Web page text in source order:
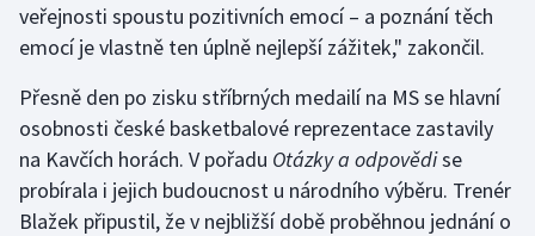
veřejnosti spoustu pozitivních emocí – a poznání těch
emocí je vlastně ten úplně nejlepší zážitek," zakončil.
Přesně den po zisku stříbrných medailí na MS se hlavní
osobnosti české basketbalové reprezentace zastavily
na Kavčích horách. V pořadu Otázky a odpovědise
probírala i jejich budoucnost u národního výběru. Trenér
Blažek připustil, že v nejbližší době proběhnou jednání o